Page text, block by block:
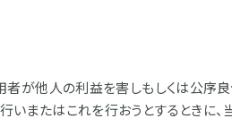
者が他人の利益を害しもしくは公
またはこれを行おうとするときに